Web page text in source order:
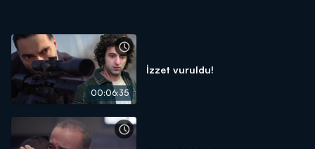
00:06:35
İzzet vuruldu!